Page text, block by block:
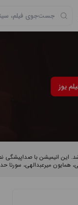
یوز
این انیمیشن با صداپیشگی
همایون میرعبدالهی،